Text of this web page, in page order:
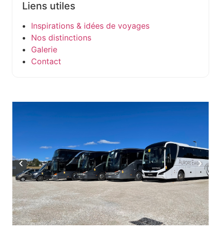
Liens utiles
Inspirations & idées de voyages
Nos distinctions
Galerie
Contact